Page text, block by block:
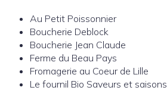
Au Petit Poissonnier
Boucherie Deblock
Boucherie Jean Claude
Ferme du Beau Pays
Fromagerie au Coeur de Lille
Le fournil Bio Saveurs et saisons